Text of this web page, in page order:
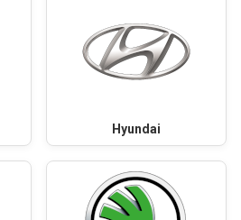
Hyundai